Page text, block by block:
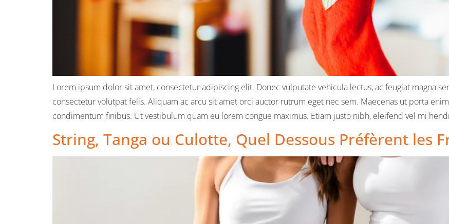
Lorem ipsum dolor sit amet, consectetur adipiscing elit. Donec vulputate vehicula lectus, ac feugiat magna
consectetur volutpat felis. Aliquam ac arcu sit amet orci auctor rutrum eget nec sem. Maecenas ut porta
condimentum finibus. Ut vestibulum quam eu lorem congue maximus. Etiam justo nibh, eleifend vel mi
String, Tanga ou Culotte, Quel Dessous Préfèrent les